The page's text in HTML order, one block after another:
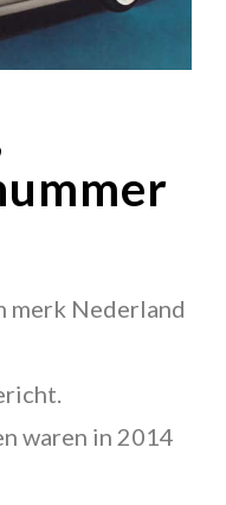
waar iedereen blij
merk Nederland
waren in 2014